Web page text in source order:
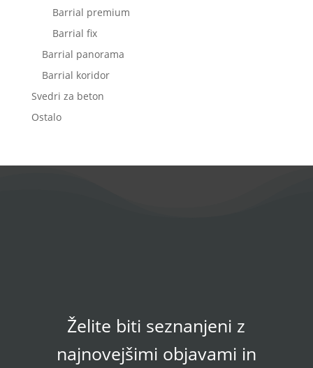
Barrial premium
Barrial fix
Barrial panorama
Barrial koridor
Svedri za beton
Ostalo
Želite biti seznanjeni z
najnovejšimi objavami in